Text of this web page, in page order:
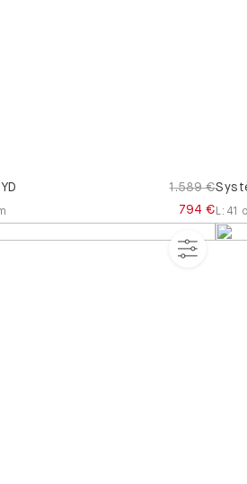
1.589 €
794 €L : 41